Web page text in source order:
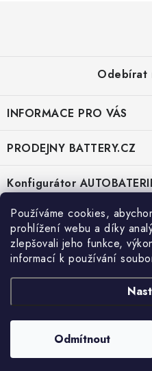
Používáme cookies,
prohlížení webu a díky
zlepšovali jeho funkce,
informací k používání
Odmítnout
Odebírat
INFORMACE PRO VÁS
KONTAKTY
KONFIGURÁTOR AUTOBATERIÍ
O NÁS
VÝMĚNA AUTOBATERIE
OCHRANA OSOBNÍCH ÚDAJŮ
OVĚŘOVÁNÍ RECENZÍ
PRODEJNY BATTERY.CZ
Prodejna Brno - Pražákova ul.
Prodejna Praha - Brožíkova ul.
Prodejna Ústí n. Labem - Žižkova
Prodejna Jesenice u Prahy - ul. K
Konfigurátor
Konfigurátor AUTOBATERIE
Kontakt
info@battery.cz
+420 774 969 705
Copyright 2026